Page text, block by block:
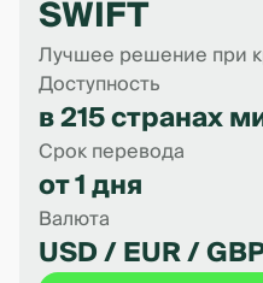
SWIFT
Лучшее решение при
Доступность
в 215 странах
Срок перевода
от 1 дня
Валюта
USD / EUR /